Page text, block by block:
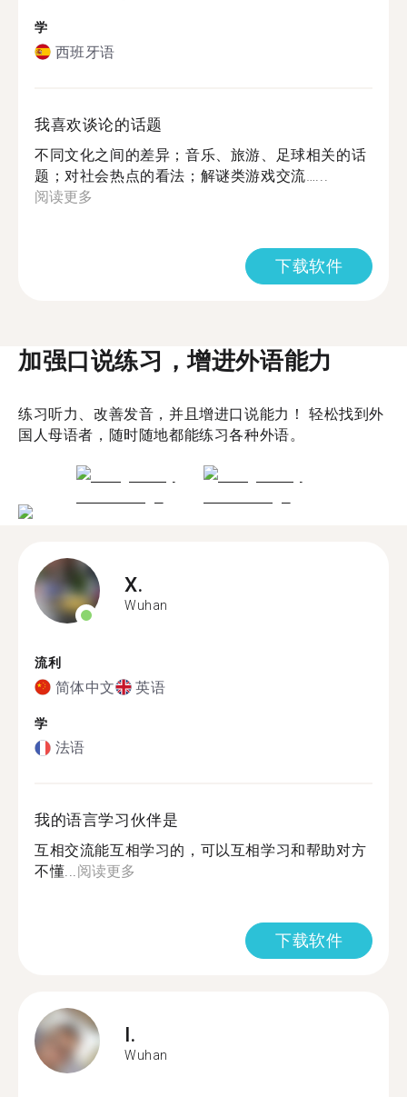
学
西班牙语
我喜欢谈论的话题
不同文化之间的差异；音乐、旅游、足球相关的话
题；对社会热点的看法；解谜类游戏交流…...
阅读更多
下载软件
加强口说练习，增进外语能力
练习听力、改善发音，并且增进口说能力！ 轻松找到外
国人母语者，随时随地都能练习各种外语。
X.
Wuhan
流利
简体中文 英语
学
法语
我的语言学习伙伴是
互相交流能互相学习的，可以互相学习和帮助对方
不懂...阅读更多
下载软件
I.
Wuhan